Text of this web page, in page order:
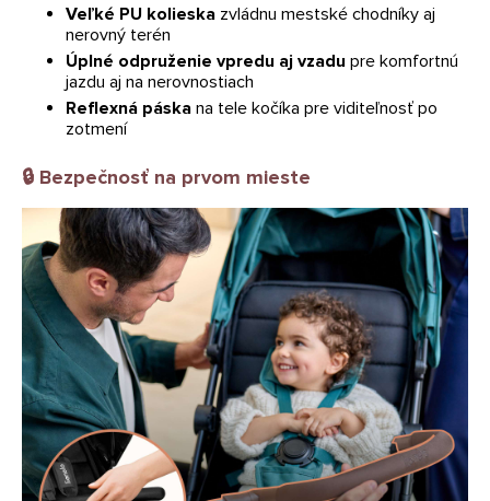
Veľké PU kolieska zvládnu mestské chodníky aj
nerovný terén
Úplné odpruženie vpredu aj vzadu pre komfortnú
jazdu aj na nerovnostiach
Reflexná páska na tele kočíka pre viditeľnosť po
zotmení
🔒 Bezpečnosť na prvom mieste